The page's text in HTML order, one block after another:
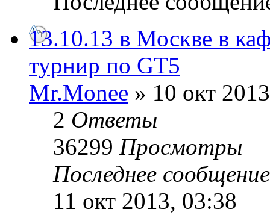
13.10.13 в Москве в
турнир по GT5
Mr.Monee » 10 окт
2 Ответы
36299 Просмотры
Последнее
11 окт 2013, 03:38